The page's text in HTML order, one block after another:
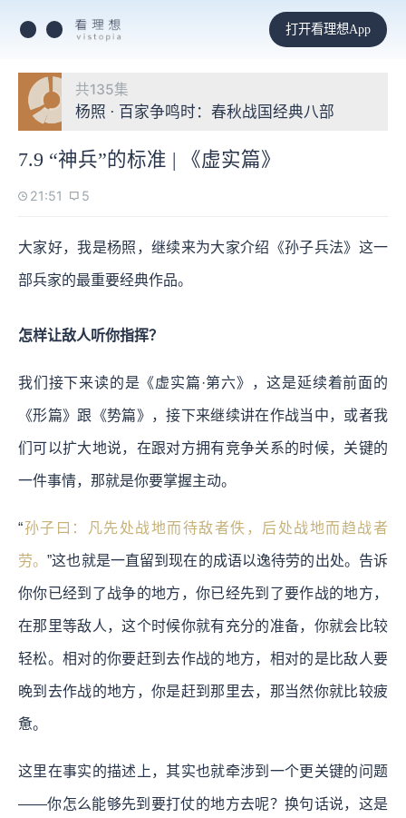
打开看理想App
共135集
杨照 · 百家争鸣时：春秋战国经典八部
7.9 “神兵”的标准 | 《虚实篇》
21:51 5
大家好，我是杨照，继续来为大家介绍《孙子兵法》这一
部兵家的最重要经典作品。
怎样让敌人听你指挥？
我们接下来读的是《虚实篇·第六》，这是延续着前面的
《形篇》跟《势篇》，接下来继续讲在作战当中，或者我
们可以扩大地说，在跟对方拥有竞争关系的时候，关键的
一件事情，那就是你要掌握主动。
“孙子曰：凡先处战地而待敌者佚，后处战地而趋战者
劳。”这也就是一直留到现在的成语以逸待劳的出处。告诉
你你已经到了战争的地方，你已经先到了要作战的地方，
在那里等敌人，这个时候你就有充分的准备，你就会比较
轻松。相对的你要赶到去作战的地方，相对的是比敌人要
晚到去作战的地方，你是赶到那里去，那当然你就比较疲
惫。
这里在事实的描述上，其实也就牵涉到一个更关键的问题
——你怎么能够先到要打仗的地方去呢？换句话说，这是